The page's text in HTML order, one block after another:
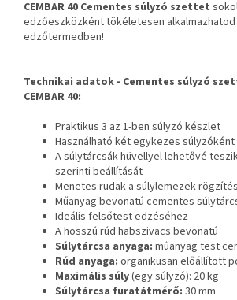
CEMBAR 40 Cementes súlyzó szettet
edzőeszközként tökéletesen
edzőtermedben!
Technikai adatok - Cementes súlyzó
CEMBAR 40:
Praktikus 3 az 1-ben súlyzó készlet
Használható két egykezes
A súlytárcsák hüvellyel lehetővé
szerinti beállítását
Menetes rudak a súlylemezek
Műanyag bevonatú cementes
Ideális felsőtest edzéséhez
A hosszú rúd habszivacs bevonatú
Súlytárcsa anyaga: műanyag test
Rúd anyaga: organikusan előállított
Maximális súly(egy súlyzó): 20 kg
Súlytárcsa furatátmérő: 30 mm